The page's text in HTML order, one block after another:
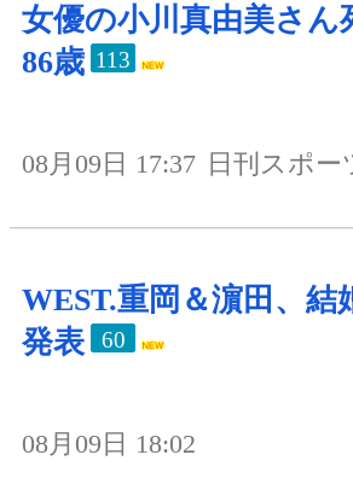
女優の小川真由美さん
86歳 113
08月09日 17:37 日刊スポー
WEST.重岡＆濵田、結
発表
60
08月09日 18:02